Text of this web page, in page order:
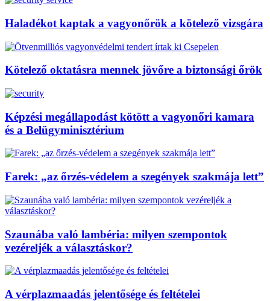
Haladékot kaptak a vagyonőrök a kötelező vizsgára
Kötelező oktatásra mennek jövőre a biztonsági őrök
Képzési megállapodást kötött a vagyonőri kamara
és a Belügyminisztérium
Farek: „az őrzés-védelem a szegények szakmája lett”
Szaunába való lambéria: milyen szempontok
vezéreljék a választáskor?
A vérplazmaadás jelentősége és feltételei